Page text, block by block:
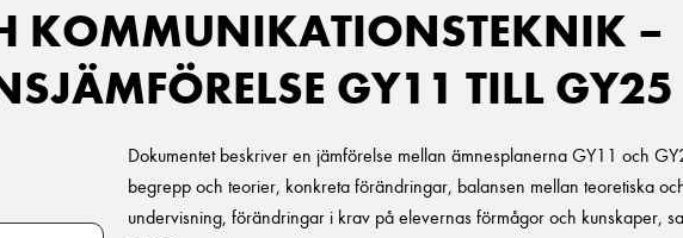
KOMMUNIKATIONSTEKNIK –
GY11 TILL GY25
Dokumentet beskriver en jämförelse mellan ämnesplanerna GY11 och
begrepp och teorier, konkreta förändringar, balansen mellan teoretiska
undervisning, förändringar i krav på elevernas förmågor och kunskaper,